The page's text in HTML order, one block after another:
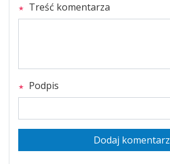
Treść komentarza
Podpis
Dodaj komentarz